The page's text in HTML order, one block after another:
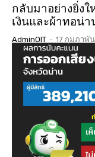
กลับมาอย่างยิ่ง
เงินและผ้าทอน่า
AdminOIT - 17 กุมภาพั